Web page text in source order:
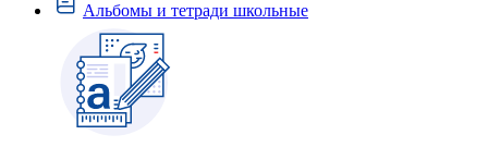
Альбомы и тетради школьные